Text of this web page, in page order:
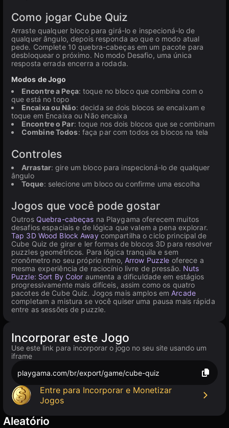
Como jogar Cube Quiz
Arraste qualquer bloco para girá-lo e inspecioná-lo de
qualquer ângulo, depois responda ao que o modo atual
pede. Complete 10 quebra-cabeças em um pacote para
desbloquear o próximo. No modo Desafio, uma única
resposta errada encerra a rodada.
Modos de Jogo
Encontre a Peça: toque no bloco que combina com o
que está no topo
Encaixa ou Não: decida se dois blocos se encaixam e
toque em Encaixa ou Não encaixa
Encontre o Par: toque nos dois blocos que se combinam
Combine Todos: faça par com todos os blocos na tela
Controles
Arrastar: gire um bloco para inspecioná-lo de qualquer
ângulo
Toque: selecione um bloco ou confirme uma escolha
Jogos que você pode gostar
Outros Quebra-cabeças na Playgama oferecem muitos
desafios espaciais e de lógica que valem a pena explorar.
Tap 3D Wood Block Awaycompartilha o ciclo principal de
Cube Quiz de girar e ler formas de blocos 3D para resolver
puzzles geométricos. Para lógica tranquila e sem
cronômetro no seu próprio ritmo, Arrow Puzzle oferece a
mesma experiência de raciocínio livre de pressão. Nuts
Puzzle: Sort By Color aumenta a dificuldade em estágios
progressivamente mais difíceis, assim como os quatro
pacotes de Cube Quiz. Jogos mais amplos emArcade
completam a mistura se você quiser uma pausa mais rápida
entre as sessões de puzzle.
Incorporar este Jogo
Use este link para incorporar o jogo no seu site usando um
iframe
playgama.com/br/export/game/cube-quiz
Entre para Incorporar e Monetizar
Jogos
Aleatório